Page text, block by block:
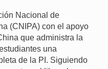
Nacional de
(CNIPA) con el apoyo
que administra la
una
de la PI. Siguiendo